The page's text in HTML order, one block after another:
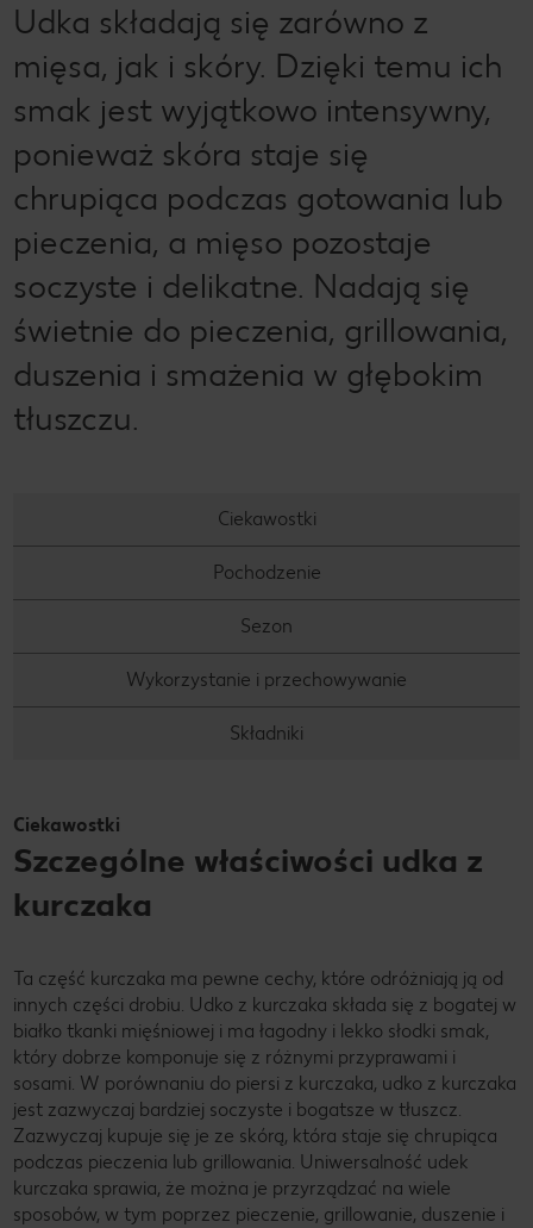
Udka składają się zarówno z
mięsa, jak i skóry. Dzięki temu ich
smak jest wyjątkowo intensywny,
ponieważ skóra staje się
chrupiąca podczas gotowania lub
pieczenia, a mięso pozostaje
soczyste i delikatne. Nadają się
świetnie do pieczenia, grillowania,
duszenia i smażenia w głębokim
tłuszczu.
Ciekawostki
Pochodzenie
Sezon
Wykorzystanie i przechowywanie
Składniki
Ciekawostki
Szczególne właściwości udka z
kurczaka
Ta część kurczaka ma pewne cechy, które odróżniają ją od
innych części drobiu. Udko z kurczaka składa się z bogatej w
białko tkanki mięśniowej i ma łagodny i lekko słodki smak,
który dobrze komponuje się z różnymi przyprawami i
sosami. W porównaniu do piersi z kurczaka, udko z kurczaka
jest zazwyczaj bardziej soczyste i bogatsze w tłuszcz.
Zazwyczaj kupuje się je ze skórą, która staje się chrupiąca
podczas pieczenia lub grillowania. Uniwersalność udek
kurczaka sprawia, że można je przyrządzać na wiele
sposobów, w tym poprzez pieczenie, grillowanie, duszenie i